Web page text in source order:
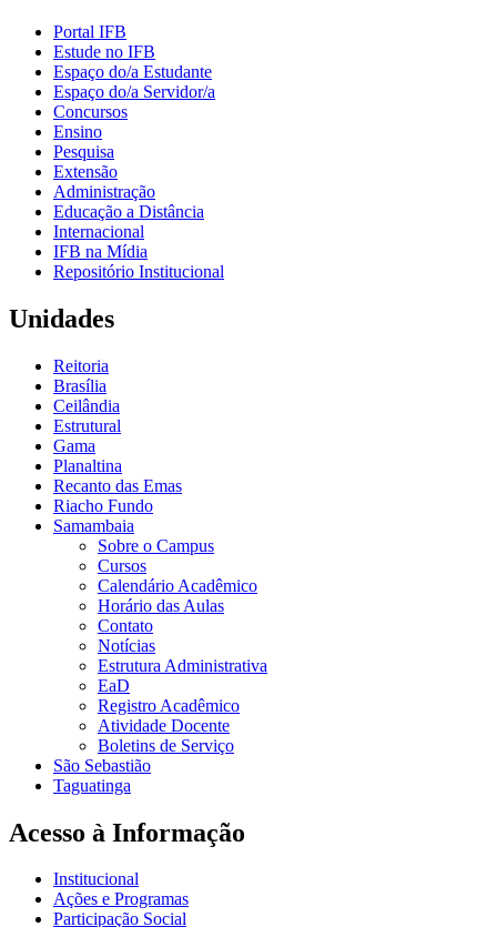
Portal IFB
Estude no IFB
Espaço do/a Estudante
Espaço do/a Servidor/a
Concursos
Ensino
Pesquisa
Extensão
Administração
Educação a Distância
Internacional
IFB na Mídia
Repositório Institucional
Unidades
Reitoria
Brasília
Ceilândia
Estrutural
Gama
Planaltina
Recanto das Emas
Riacho Fundo
Samambaia
Sobre o Campus
Cursos
Calendário Acadêmico
Horário das Aulas
Contato
Notícias
Estrutura Administrativa
EaD
Registro Acadêmico
Atividade Docente
Boletins de Serviço
São Sebastião
Taguatinga
Acesso à Informação
Institucional
Ações e Programas
Participação Social